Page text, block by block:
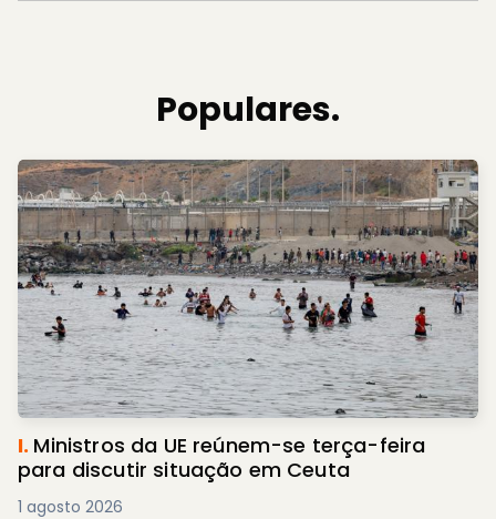
Populares.
I. Ministros da UE reúnem-se terça-feira
para discutir situação em Ceuta
1 agosto 2026